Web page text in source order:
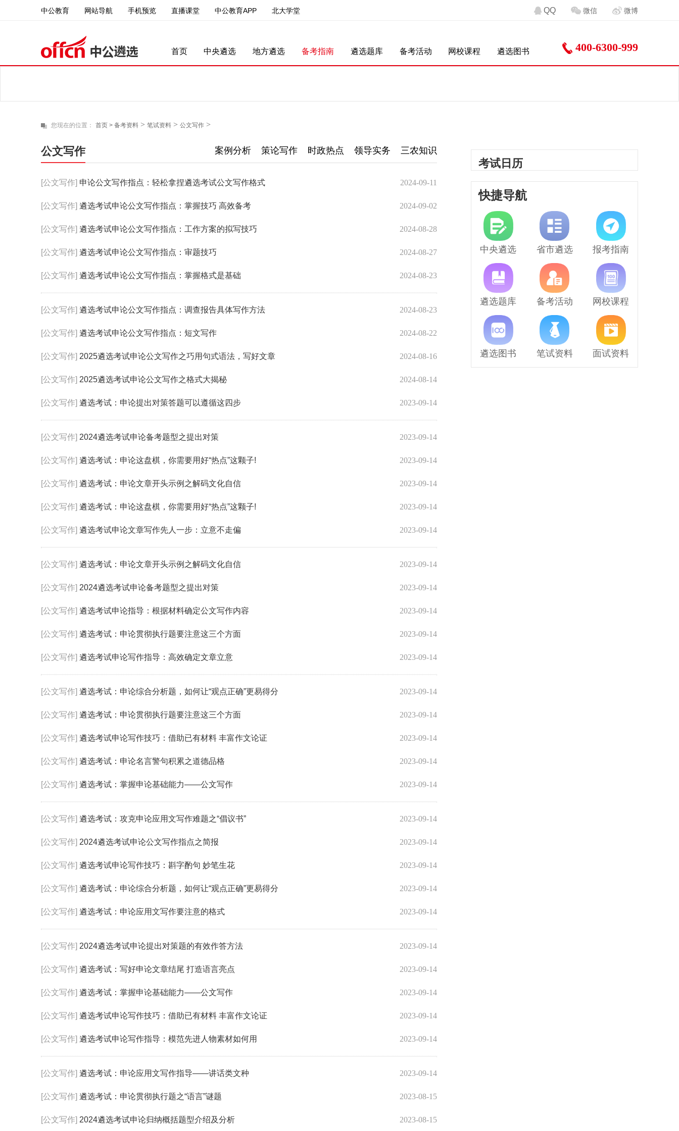
中公教育 网站导航 手机预览 直播课堂 中公教育APP 北大学堂 QQ 微信 微博
首页 中央遴选 地方遴选 备考指南 遴选题库 备考活动 网校课程 遴选图书 400-6300-999
您现在的位置： 首页 > 备考资料> 笔试资料> 公文写作>
公文写作 案例分析 策论写作 时政热点 领导实务 三农知识
[公文写作] 申论公文写作指点：轻松拿捏遴选考试公文写作格式 2024-09-11
[公文写作] 遴选考试申论公文写作指点：掌握技巧 高效备考 2024-09-02
[公文写作] 遴选考试申论公文写作指点：工作方案的拟写技巧 2024-08-28
[公文写作] 遴选考试申论公文写作指点：审题技巧 2024-08-27
[公文写作] 遴选考试申论公文写作指点：掌握格式是基础 2024-08-23
[公文写作] 遴选考试申论公文写作指点：调查报告具体写作方法 2024-08-23
[公文写作] 遴选考试申论公文写作指点：短文写作 2024-08-22
[公文写作] 2025遴选考试申论公文写作之巧用句式语法，写好文章 2024-08-16
[公文写作] 2025遴选考试申论公文写作之格式大揭秘 2024-08-14
[公文写作] 遴选考试：申论提出对策答题可以遵循这四步 2023-09-14
[公文写作] 2024遴选考试申论备考题型之提出对策 2023-09-14
[公文写作] 遴选考试：申论这盘棋，你需要用好“热点”这颗子! 2023-09-14
[公文写作] 遴选考试：申论文章开头示例之解码文化自信 2023-09-14
[公文写作] 遴选考试：申论这盘棋，你需要用好“热点”这颗子! 2023-09-14
[公文写作] 遴选考试申论文章写作先人一步：立意不走偏 2023-09-14
[公文写作] 遴选考试：申论文章开头示例之解码文化自信 2023-09-14
[公文写作] 2024遴选考试申论备考题型之提出对策 2023-09-14
[公文写作] 遴选考试申论指导：根据材料确定公文写作内容 2023-09-14
[公文写作] 遴选考试：申论贯彻执行题要注意这三个方面 2023-09-14
[公文写作] 遴选考试申论写作指导：高效确定文章立意 2023-09-14
[公文写作] 遴选考试：申论综合分析题，如何让“观点正确”更易得分 2023-09-14
[公文写作] 遴选考试：申论贯彻执行题要注意这三个方面 2023-09-14
[公文写作] 遴选考试申论写作技巧：借助已有材料 丰富作文论证 2023-09-14
[公文写作] 遴选考试：申论名言警句积累之道德品格 2023-09-14
[公文写作] 遴选考试：掌握申论基础能力——公文写作 2023-09-14
[公文写作] 遴选考试：攻克申论应用文写作难题之“倡议书” 2023-09-14
[公文写作] 2024遴选考试申论公文写作指点之简报 2023-09-14
[公文写作] 遴选考试申论写作技巧：斟字酌句 妙笔生花 2023-09-14
[公文写作] 遴选考试：申论综合分析题，如何让“观点正确”更易得分 2023-09-14
[公文写作] 遴选考试：申论应用文写作要注意的格式 2023-09-14
[公文写作] 2024遴选考试申论提出对策题的有效作答方法 2023-09-14
[公文写作] 遴选考试：写好申论文章结尾 打造语言亮点 2023-09-14
[公文写作] 遴选考试：掌握申论基础能力——公文写作 2023-09-14
[公文写作] 遴选考试申论写作技巧：借助已有材料 丰富作文论证 2023-09-14
[公文写作] 遴选考试申论写作指导：模范先进人物素材如何用 2023-09-14
[公文写作] 遴选考试：申论应用文写作指导——讲话类文种 2023-09-14
[公文写作] 遴选考试：申论贯彻执行题之“语言”谜题 2023-08-15
[公文写作] 2024遴选考试申论归纳概括题型介绍及分析 2023-08-15
考试日历
快捷导航
中央遴选 省市遴选 报考指南
遴选题库 备考活动 网校课程
遴选图书 笔试资料 面试资料